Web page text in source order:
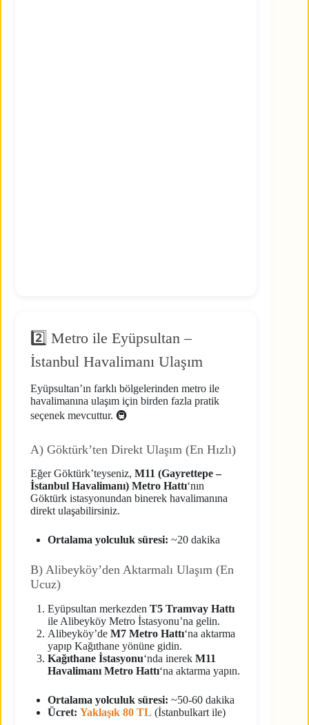
2️⃣ Metro ile Eyüpsultan –
İstanbul Havalimanı Ulaşım
Eyüpsultan’ın farklı bölgelerinden metro ile
havalimanına ulaşım için birden fazla pratik
seçenek mevcuttur. 🚇
A) Göktürk’ten Direkt Ulaşım (En Hızlı)
Eğer Göktürk’teyseniz, M11 (Gayrettepe –
İstanbul Havalimanı) Metro Hattı‘nın
Göktürk istasyonundan binerek havalimanına
direkt ulaşabilirsiniz.
Ortalama yolculuk süresi: ~20 dakika
B) Alibeyköy’den Aktarmalı Ulaşım (En
Ucuz)
Eyüpsultan merkezden T5 Tramvay Hattı
ile Alibeyköy Metro İstasyonu’na gelin.
Alibeyköy’de M7 Metro Hattı‘na aktarma
yapıp Kağıthane yönüne gidin.
Kağıthane İstasyonu‘nda inerek M11
Havalimanı Metro Hattı‘na aktarma yapın.
Ortalama yolculuk süresi: ~50-60 dakika
Ücret: Yaklaşık 80 TL (İstanbulkart ile)